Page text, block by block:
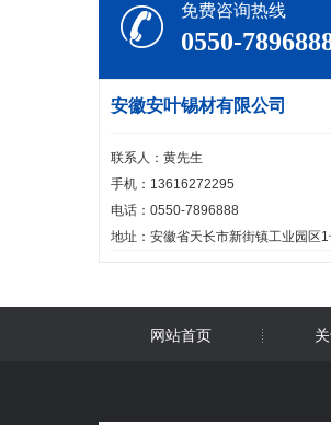
免费咨询热线
0550-
安徽安叶锡材有限公司
联系人：黄先生
手机：13616272295
电话：0550-7896888
地址：安徽省天长市新街镇工业园区
网站首页